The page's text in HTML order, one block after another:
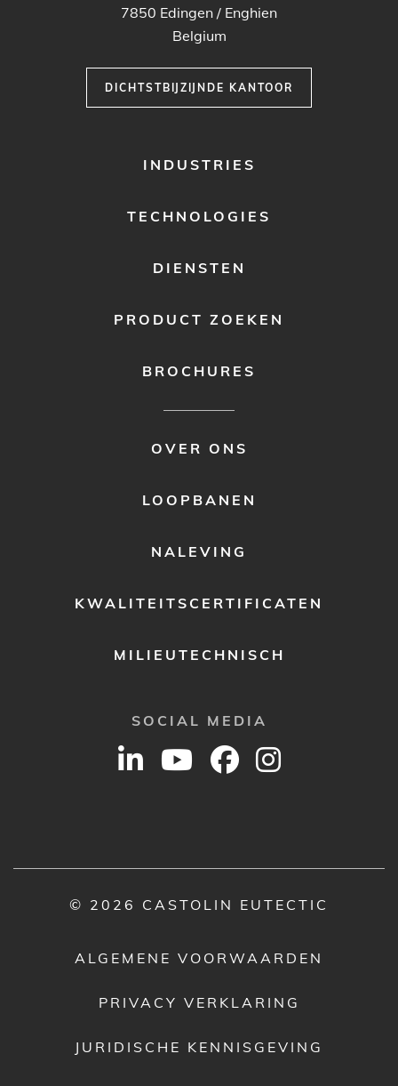
7850 Edingen / Enghien
Belgium
DICHTSTBIJZIJNDE KANTOOR
INDUSTRIES
TECHNOLOGIES
DIENSTEN
PRODUCT ZOEKEN
BROCHURES
OVER ONS
LOOPBANEN
NALEVING
KWALITEITSCERTIFICATEN
MILIEUTECHNISCH
SOCIAL MEDIA
© 2026 CASTOLIN EUTECTIC
ALGEMENE VOORWAARDEN
PRIVACY VERKLARING
JURIDISCHE KENNISGEVING